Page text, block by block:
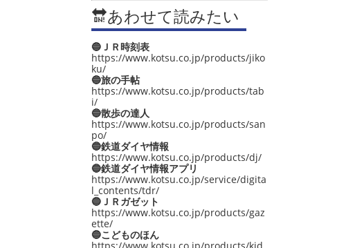
🔛あわせて読みたい
🔵ＪＲ時刻表
https://www.kotsu.co.jp/products/jiko
ku/
🔵旅の手帖
https://www.kotsu.co.jp/products/tab
i/
🔵散歩の達人
https://www.kotsu.co.jp/products/san
po/
🔵鉄道ダイヤ情報
https://www.kotsu.co.jp/products/dj/
🔵鉄道ダイヤ情報アプリ
https://www.kotsu.co.jp/service/digita
l_contents/tdr/
🔵ＪＲガゼット
https://www.kotsu.co.jp/products/gaz
ette/
🔵こどものほん